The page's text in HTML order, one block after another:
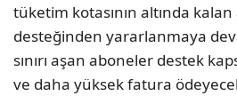
tüketim kotasının altında
desteğinden yararlanmaya
sınırı aşan aboneler destek
ve daha yüksek fatura